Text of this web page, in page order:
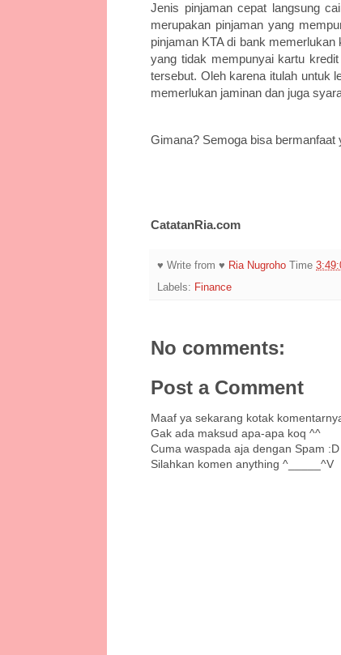
Jenis pinjaman cepat langsung
merupakan pinjaman yang
pinjaman KTA di bank
yang tidak mempunyai kartu
tersebut. Oleh karena itulah untuk
memerlukan jaminan dan juga
Gimana? Semoga bisa bermanfaat
CatatanRia.com
♥ Write from ♥ Ria Nugroho Time
Labels: Finance
No comments:
Post a Comment
Maaf ya sekarang kotak
Gak ada maksud apa-apa koq ^^
Cuma waspada aja dengan Spam :D
Silahkan komen anything ^_____^V